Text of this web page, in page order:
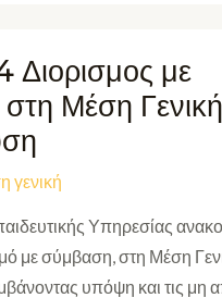
Διορισμος με
Μέση Γενική
γενική
Υπηρεσίας
με σύμβαση, στη Μέση
υπόψη και τις μη